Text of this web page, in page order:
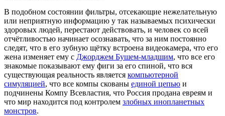
В подобном состоянии фильтры, отсекающие нежелательную
или неприятную информацию у так называемых психически
здоровых людей, перестают действовать, и человек со всей
отчётливостью начинает осознавать, что за ним постоянно
следят, что в его зубную щётку встроена видеокамера, что его
жена изменяет ему с Джорджем Бушем-младшим, что все его
знакомые показывают ему фиги за его спиной, что вся
существующая реальность является компьютерной
симуляцией, что все компы скованы единой цепью и
подчинены Компу Всевластия, что Россия продана евреям и
что мир находится под контролем злобных инопланетных
монстров.